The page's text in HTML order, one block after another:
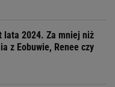
lata 2024. Za mniej niż
z Eobuwie, Renee czy